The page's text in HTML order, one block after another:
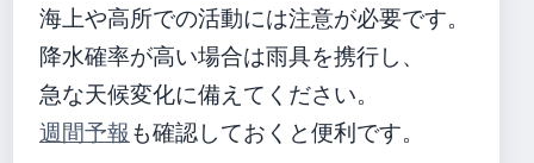
海上や高所での活動には注意が必要です。
降水確率が高い場合は雨具を携行し、
急な天候変化に備えてください。
週間予報も確認しておくと便利です。